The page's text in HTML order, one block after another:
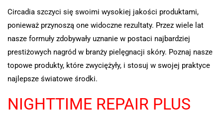
Circadia szczyci się swoimi wysokiej jakości produktami,
ponieważ przynoszą one widoczne rezultaty. Przez wiele lat
nasze formuły zdobywały uznanie w postaci najbardziej
prestiżowych nagród w branży pielęgnacji skóry. Poznaj nasze
topowe produkty, które zwyciężyły, i stosuj w swojej praktyce
najlepsze światowe środki.
NIGHTTIME REPAIR PLUS